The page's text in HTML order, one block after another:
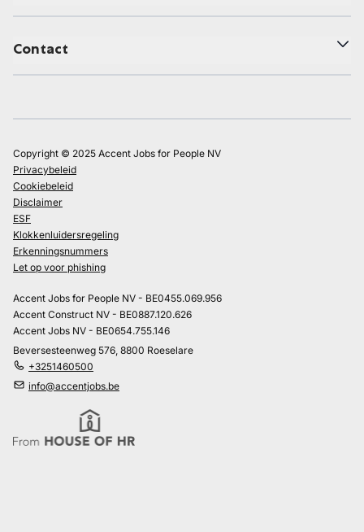
Contact
Copyright © 2025 Accent Jobs for People NV
Privacybeleid
Cookiebeleid
Disclaimer
ESF
Klokkenluidersregeling
Erkenningsnummers
Let op voor phishing
Accent Jobs for People NV - BE0455.069.956
Accent Construct NV - BE0887.120.626
Accent Jobs NV - BE0654.755.146
Beversesteenweg 576, 8800 Roeselare
+3251460500
info@accentjobs.be